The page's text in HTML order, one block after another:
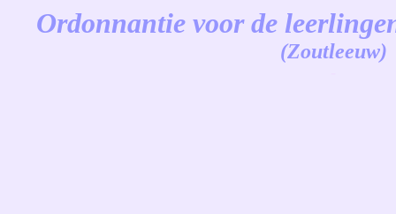
Ordonnantie voor de
(Zoutleeuw)